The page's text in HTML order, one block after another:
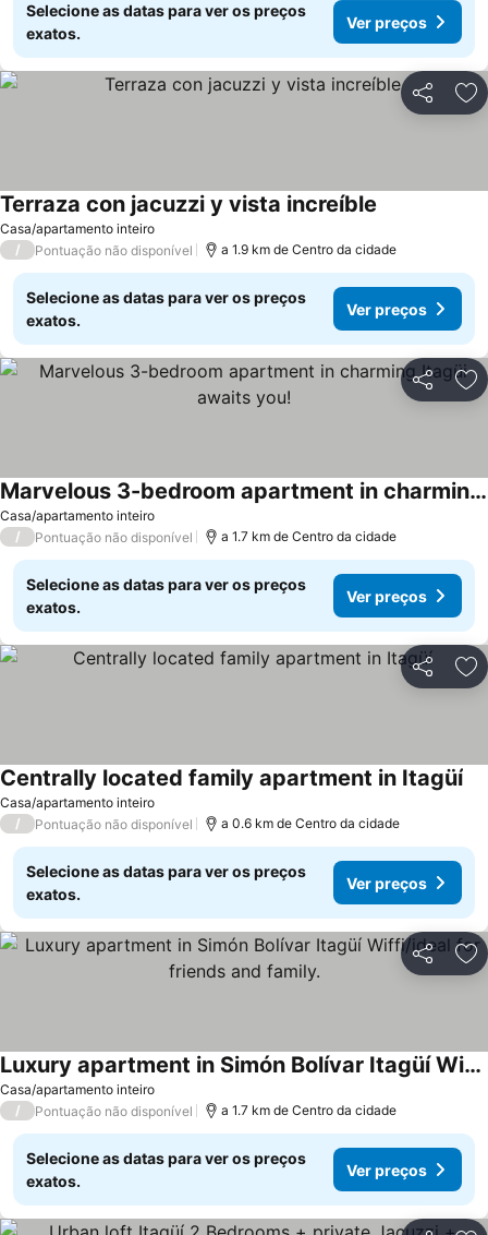
Selecione as datas para ver os preços
exatos.
Ver preços
Partilhar
Casa/apartamento inteiro
Terraza con jacuzzi y vista increíble
/ Pontuação não disponível a 1.9 km de Centro da cidade
Selecione as datas para ver os preços
exatos.
Ver preços
Partilhar
Casa/apartamento inteiro
Marvelous 3-bedroom apartment in charming Itagüi awaits you!
/ Pontuação não disponível a 1.7 km de Centro da cidade
Selecione as datas para ver os preços
exatos.
Ver preços
Partilhar
Casa/apartamento inteiro
Centrally located family apartment in Itagüí
/ Pontuação não disponível a 0.6 km de Centro da cidade
Selecione as datas para ver os preços
exatos.
Ver preços
Partilhar
Casa/apartamento inteiro
Luxury apartment in Simón Bolívar Itagüí Wiffi/ideal for friends and family.
/ Pontuação não disponível a 1.7 km de Centro da cidade
Selecione as datas para ver os preços
exatos.
Ver preços